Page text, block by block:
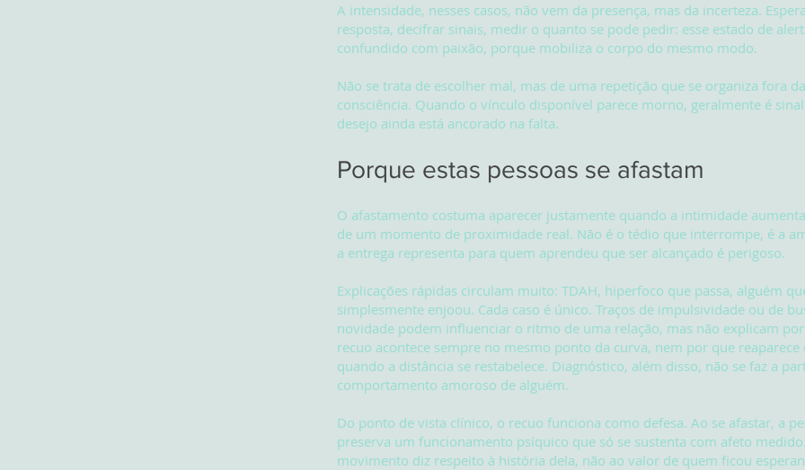
A intensidade, nesses casos, não vem da presença, mas da incerteza.
resposta, decifrar sinais, medir o quanto se pode pedir: esse estado de
confundido com paixão, porque mobiliza o corpo do mesmo modo.
Não se trata de escolher mal, mas de uma repetição que se organiza fora da
consciência. Quando o vínculo disponível parece morno, geralmente é
desejo ainda está ancorado na falta.
Porque estas pessoas se afastam
O afastamento costuma aparecer justamente quando a intimidade
de um momento de proximidade real. Não é o tédio que interrompe, é a
a entrega representa para quem aprendeu que ser alcançado é perigoso.
Explicações rápidas circulam muito: TDAH, hiperfoco que passa, alguém
simplesmente enjoou. Cada caso é único. Traços de impulsividade ou de
novidade podem influenciar o ritmo de uma relação, mas não explicam
recuo acontece sempre no mesmo ponto da curva, nem por que reaparece
quando a distância se restabelece. Diagnóstico, além disso, não se faz a
comportamento amoroso de alguém.
Do ponto de vista clínico, o recuo funciona como defesa. Ao se afastar, a
preserva um funcionamento psíquico que só se sustenta com afeto
movimento diz respeito à história dela, não ao valor de quem ficou